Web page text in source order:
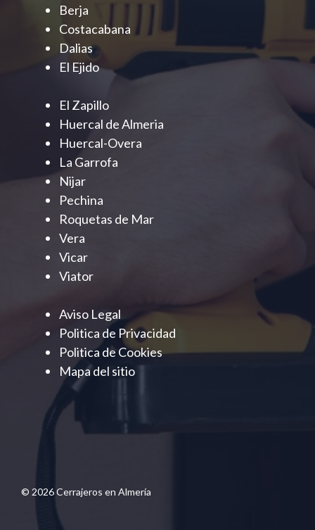
Berja
Costacabana
Dalias
El Ejido
El Zapillo
Huercal de Almeria
Huercal-Overa
La Garrofa
Nijar
Pechina
Roquetas de Mar
Vera
Vicar
Viator
Aviso Legal
Politica de Privacidad
Politica de Cookies
Mapa del sitio
© 2026 Cerrajeros en Almería